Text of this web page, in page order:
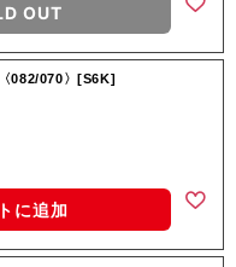
OUT
082/070〉[S6K]
に追加